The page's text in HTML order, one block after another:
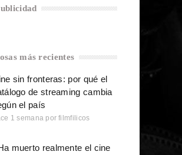
más recientes
sin fronteras: por qué el
de streaming cambia
el país
1 semana por filmfilicos
muerto realmente el cine